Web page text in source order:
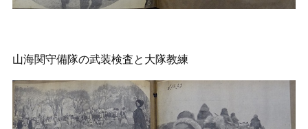
山海関守備隊の武装検査と大隊教練